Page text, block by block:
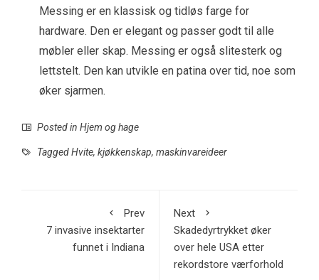
Messing er en klassisk og tidløs farge for
hardware. Den er elegant og passer godt til alle
møbler eller skap. Messing er også slitesterk og
lettstelt. Den kan utvikle en patina over tid, noe som
øker sjarmen.
Posted in Hjem og hage
TaggedHvite, kjøkkenskap, maskinvareideer
Prev
7 invasive insektarter
funnet i Indiana
Next
Skadedyrtrykket øker
over hele USA etter
rekordstore værforhold